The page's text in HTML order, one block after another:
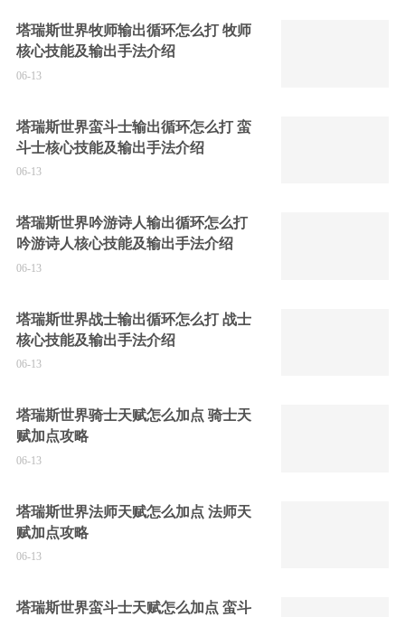
塔瑞斯世界牧师输出循环怎么打 牧师
核心技能及输出手法介绍
06-13
塔瑞斯世界蛮斗士输出循环怎么打 蛮
斗士核心技能及输出手法介绍
06-13
塔瑞斯世界吟游诗人输出循环怎么打
吟游诗人核心技能及输出手法介绍
06-13
塔瑞斯世界战士输出循环怎么打 战士
核心技能及输出手法介绍
06-13
塔瑞斯世界骑士天赋怎么加点 骑士天
赋加点攻略
06-13
塔瑞斯世界法师天赋怎么加点 法师天
赋加点攻略
06-13
塔瑞斯世界蛮斗士天赋怎么加点 蛮斗